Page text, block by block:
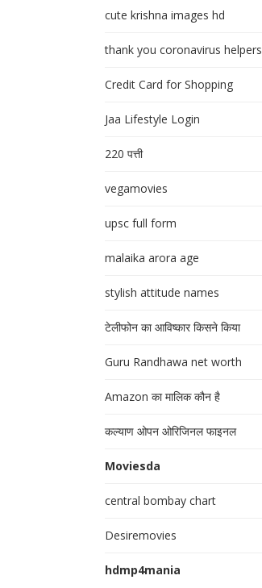
cute krishna images hd
thank you coronavirus helpers
Credit Card for Shopping
Jaa Lifestyle Login
220 पत्ती
vegamovies
upsc full form
malaika arora age
stylish attitude names
टेलीफोन का आविष्कार किसने किया
Guru Randhawa net worth
Amazon का मालिक कौन है
कल्याण ओपन ओरिजिनल फाइनल
Moviesda
central bombay chart
Desiremovies
hdmp4mania